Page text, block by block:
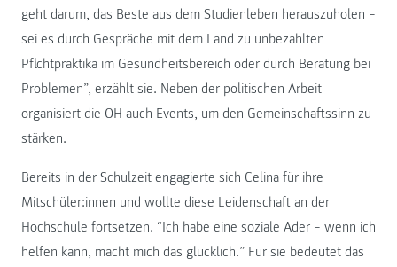
geht darum, das Beste aus dem Studienleben herauszuholen –
sei es durch Gespräche mit dem Land zu unbezahlten
Pflichtpraktika im Gesundheitsbereich oder durch Beratung bei
Problemen”, erzählt sie. Neben der politischen Arbeit
organisiert die ÖH auch Events, um den Gemeinschaftssinn zu
stärken.
Bereits in der Schulzeit engagierte sich Celina für ihre
Mitschüler:innen und wollte diese Leidenschaft an der
Hochschule fortsetzen. “Ich habe eine soziale Ader – wenn ich
helfen kann, macht mich das glücklich.” Für sie bedeutet das